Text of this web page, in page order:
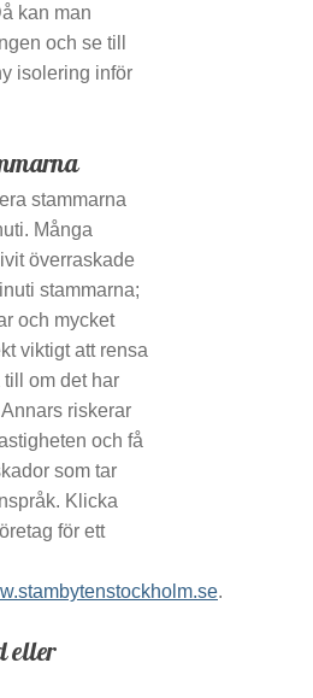
kan man
och se till
isolering inför
stammarna
Många
överraskade
stammarna;
och mycket
viktigt att rensa
om det har
riskerar
och få
som tar
Klicka
för ett
.
eller